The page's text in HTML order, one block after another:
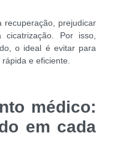
prejudicar
Por isso,
o ideal é evitar para
e eficiente.
médico:
em cada